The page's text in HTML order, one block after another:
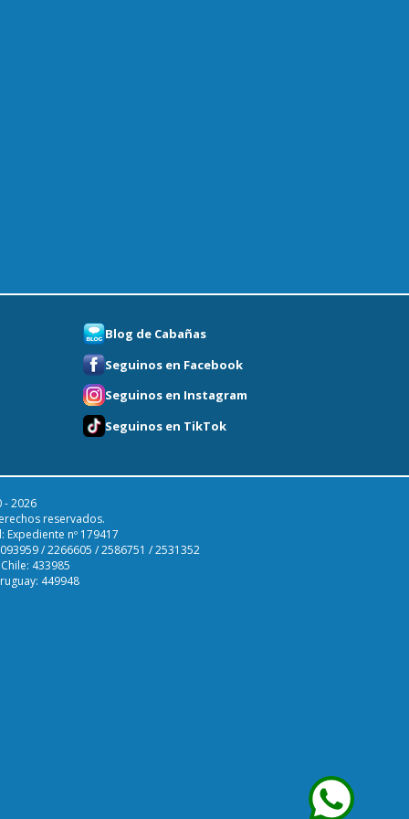
Blog de Cabañas
Seguinos en Facebook
Seguinos en Instagram
Seguinos en TikTok
- 2026
reservados.
nº 179417
/ 2266605 / 2586751 / 2531352
433985
449948